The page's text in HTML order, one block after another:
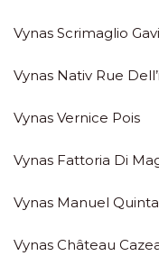
Vynas Scrimaglio Gavi
Vynas Nativ Rue
Vynas Vernice Pois
Vynas Fattoria Di
Vynas Manuel
Vynas Château